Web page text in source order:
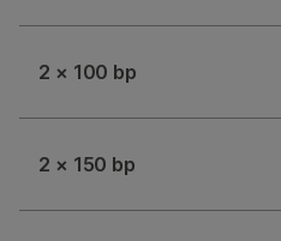
2 × 100 bp
2 × 150 bp